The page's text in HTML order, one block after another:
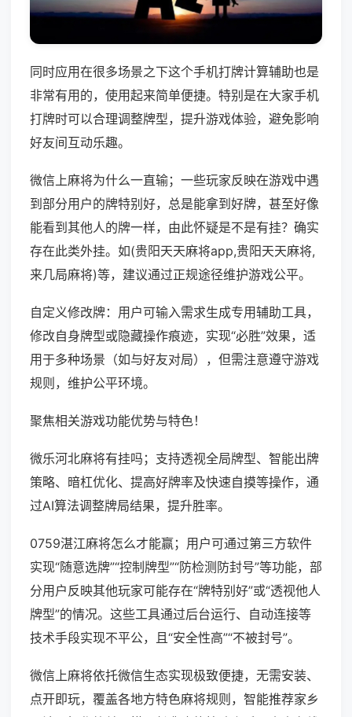
同时应用在很多场景之下这个手机打牌计算辅助也是
非常有用的，使用起来简单便捷。特别是在大家手机
打牌时可以合理调整牌型，提升游戏体验，避免影响
好友间互动乐趣。
微信上麻将为什么一直输；一些玩家反映在游戏中遇
到部分用户的牌特别好，总是能拿到好牌，甚至好像
能看到其他人的牌一样，由此怀疑是不是有挂？确实
存在此类外挂。如(贵阳天天麻将app,贵阳天天麻将,
来几局麻将)等，建议通过正规途径维护游戏公平。
自定义修改牌：用户可输入需求生成专用辅助工具，
修改自身牌型或隐藏操作痕迹，实现“必胜”效果，适
用于多种场景（如与好友对局），但需注意遵守游戏
规则，维护公平环境。
聚焦相关游戏功能优势与特色！
微乐河北麻将有挂吗；支持透视全局牌型、智能出牌
策略、暗杠优化、提高好牌率及快速自摸等操作，通
过AI算法调整牌局结果，提升胜率。
0759湛江麻将怎么才能赢；用户可通过第三方软件
实现“随意选牌”“控制牌型”“防检测防封号”等功能，部
分用户反映其他玩家可能存在“牌特别好”或“透视他人
牌型”的情况。这些工具通过后台运行、自动连接等
技术手段实现不平公，且“安全性高”“不被封号”。
微信上麻将依托微信生态实现极致便捷，无需安装、
点开即玩，覆盖各地方特色麻将规则，智能推荐家乡